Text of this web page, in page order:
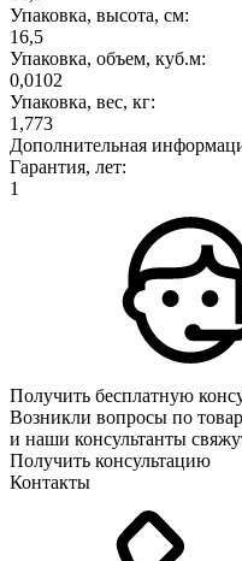
Упаковка, высота, см:
16,5
Упаковка, объем, куб.м:
0,0102
Упаковка, вес, кг:
1,773
Дополнительная
Гарантия, лет:
1
Получить бесплатную
Возникли вопросы по
и наши консультанты
Получить консультацию
Контакты